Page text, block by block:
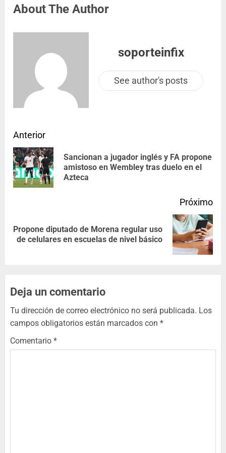
About The Author
soporteinfix
See author's posts
Anterior
Sancionan a jugador inglés y FA propone
amistoso en Wembley tras duelo en el
Azteca
Próximo
Propone diputado de Morena regular uso
de celulares en escuelas de nivel básico
Deja un comentario
Tu dirección de correo electrónico no será publicada. Los
campos obligatorios están marcados con *
Comentario *